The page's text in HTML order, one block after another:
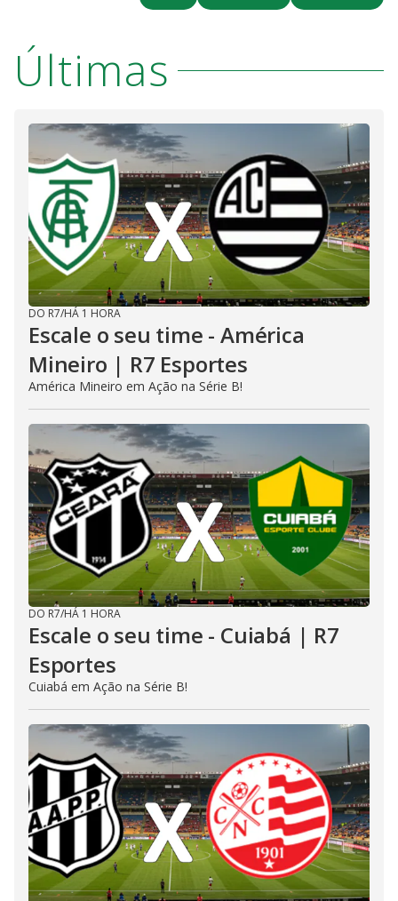
Últimas
DO R7/HÁ 1 HORA
Escale o seu time - América
Mineiro | R7 Esportes
América Mineiro em Ação na Série B!
DO R7/HÁ 1 HORA
Escale o seu time - Cuiabá | R7
Esportes
Cuiabá em Ação na Série B!